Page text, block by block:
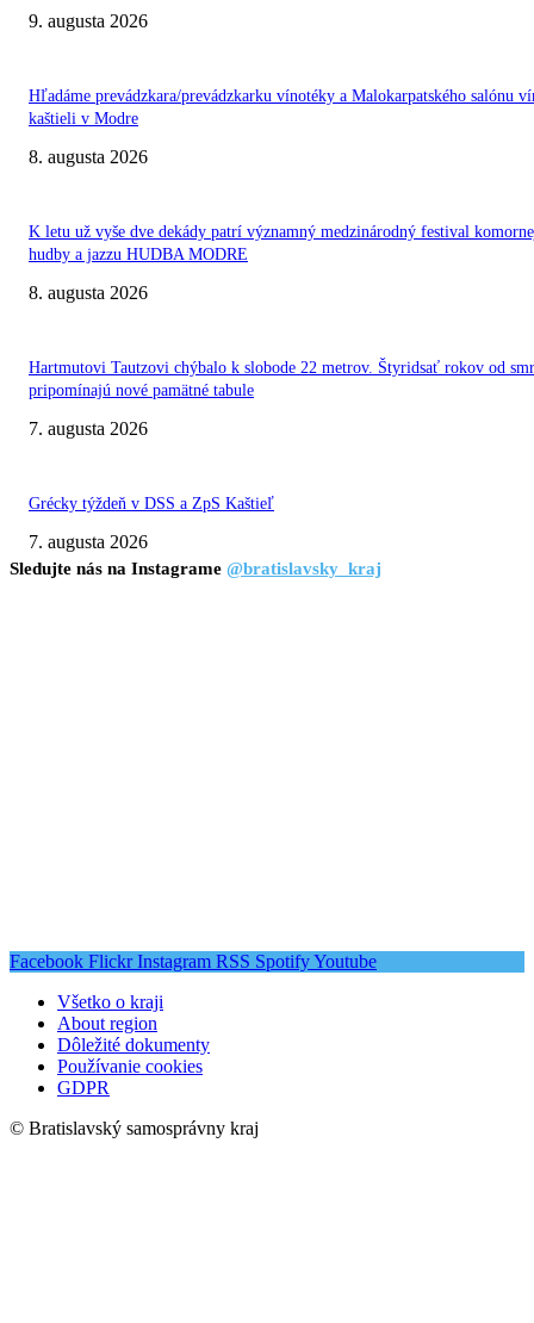
9. augusta 2026
Hľadáme prevádzkara/prevádzkarku vínotéky a Malokarpatského salónu
kaštieli v Modre
8. augusta 2026
K letu už vyše dve dekády patrí významný medzinárodný festival
hudby a jazzu HUDBA MODRE
8. augusta 2026
Hartmutovi Tautzovi chýbalo k slobode 22 metrov. Štyridsať rokov od
pripomínajú nové pamätné tabule
7. augusta 2026
Grécky týždeň v DSS a ZpS Kaštieľ
7. augusta 2026
Sledujte nás na Instagrame @bratislavsky_kraj
Facebook Flickr Instagram RSS SpotifyYoutube
Všetko o kraji
About region
Dôležité dokumenty
Používanie cookies
GDPR
© Bratislavský samosprávny kraj